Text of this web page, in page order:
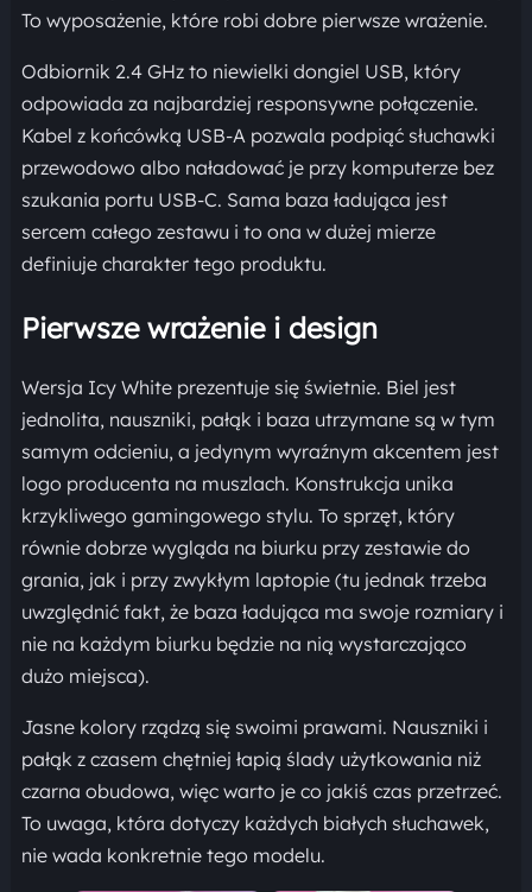
To wyposażenie, które robi dobre pierwsze wrażenie.
Odbiornik 2.4 GHz to niewielki dongiel USB, który
odpowiada za najbardziej responsywne połączenie.
Kabel z końcówką USB-A pozwala podpiąć słuchawki
przewodowo albo naładować je przy komputerze bez
szukania portu USB-C. Sama baza ładująca jest
sercem całego zestawu i to ona w dużej mierze
definiuje charakter tego produktu.
Pierwsze wrażenie i design
Wersja Icy White prezentuje się świetnie. Biel jest
jednolita, nauszniki, pałąk i baza utrzymane są w tym
samym odcieniu, a jedynym wyraźnym akcentem jest
logo producenta na muszlach. Konstrukcja unika
krzykliwego gamingowego stylu. To sprzęt, który
równie dobrze wygląda na biurku przy zestawie do
grania, jak i przy zwykłym laptopie (tu jednak trzeba
uwzględnić fakt, że baza ładująca ma swoje rozmiary i
nie na każdym biurku będzie na nią wystarczająco
dużo miejsca).
Jasne kolory rządzą się swoimi prawami. Nauszniki i
pałąk z czasem chętniej łapią ślady użytkowania niż
czarna obudowa, więc warto je co jakiś czas przetrzeć.
To uwaga, która dotyczy każdych białych słuchawek,
nie wada konkretnie tego modelu.